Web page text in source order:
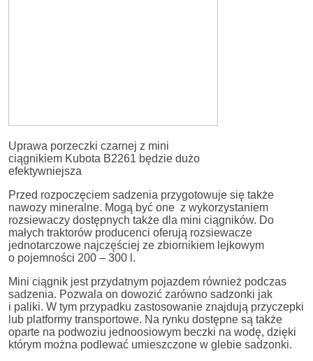
Uprawa porzeczki czarnej z mini
ciągnikiem Kubota B2261 będzie dużo
efektywniejsza
Przed rozpoczęciem sadzenia przygotowuje się także
nawozy mineralne. Mogą być one z wykorzystaniem
rozsiewaczy dostępnych także dla mini ciągników. Do
małych traktorów producenci oferują rozsiewacze
jednotarczowe najczęściej ze zbiornikiem lejkowym
o pojemności 200 – 300 l.
Mini ciągnik jest przydatnym pojazdem również podczas
sadzenia. Pozwala on dowozić zarówno sadzonki jak
i paliki. W tym przypadku zastosowanie znajdują przyczepki
lub platformy transportowe. Na rynku dostępne są także
oparte na podwoziu jednoosiowym beczki na wodę, dzięki
którym można podlewać umieszczone w glebie sadzonki.